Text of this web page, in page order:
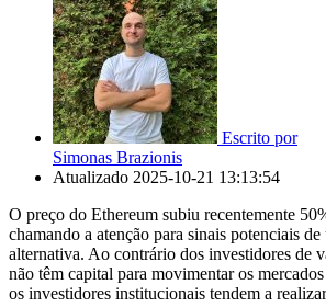
Escrito por
Simonas Brazionis
Atualizado 2025-10-21 13:13:54
O preço do Ethereum subiu recentemente
chamando a atenção para sinais potenciais de
alternativa. Ao contrário dos investidores de
não têm capital para movimentar os
os investidores institucionais tendem a